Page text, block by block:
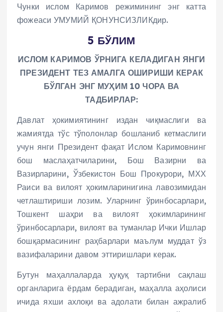
Чунки ислом Каримов режимининг энг катта
фожеаси УМУМИЙ ҚОНУНСИЗЛИКдир.
5 БЎЛИМ
ИСЛОМ КАРИМОВ ЎРНИГА КЕЛАДИГАН ЯНГИ
ПРЕЗИДЕНТ ТЕЗ АМАЛГА ОШИРИШИ КЕРАК
БЎЛГАН ЭНГ МУҲИМ 10 ЧОРА ВА
ТАДБИРЛАР:
Давлат ҳокимиятининг издан чиқмаслиги ва
жамиятда тўс тўполонлар бошланиб кетмаслиги
учун янги Президент фақат Ислом Каримовнинг
бош маслаҳатчиларини, Бош Вазирни ва
Вазирларини, Ўзбекистон Бош Прокурори, МХХ
Раиси ва вилоят ҳокимларинигина лавозимидан
четлаштириши лозим. Уларнинг ўринбосарлари,
Тошкент шаҳри ва вилоят ҳокимларининг
ўринбосарлари, вилоят ва туманлар Ички Ишлар
бошқармасининг раҳбарлари маълум муддат ўз
вазифаларини давом эттиришлари керак.
Бутун маҳаллаларда ҳуқуқ тартибни сақлаш
органларига ёрдам берадиган, маҳалла аҳолиси
ичида яхши ахлоқи ва адолати билан ажралиб